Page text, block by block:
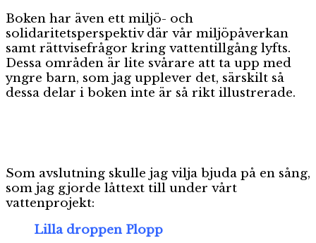
Boken har även ett miljö- och
solidaritetsperspektiv där vår miljöpåverkan
samt rättvisefrågor kring vattentillgång lyfts.
Dessa områden är lite svårare att ta upp med
yngre barn, som jag upplever det, särskilt så
dessa delar i boken inte är så rikt illustrerade.
Som avslutning skulle jag vilja bjuda på en sång,
som jag gjorde låttext till under vårt
vattenprojekt:
Lilla droppen Plopp